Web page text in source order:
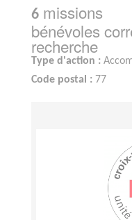
6 missions
bénévoles
recherche
Type d'action :
Code postal : 77